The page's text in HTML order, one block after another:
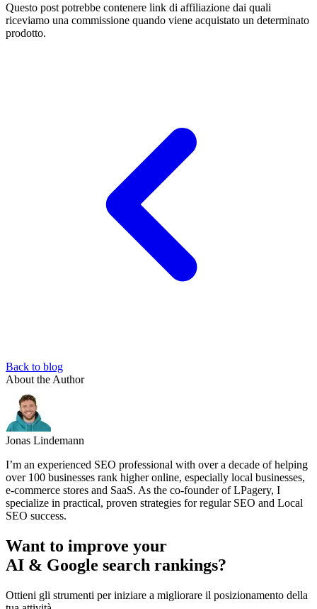
Questo post potrebbe contenere link di affiliazione dai quali
riceviamo una commissione quando viene acquistato un determinato
prodotto.
Back to blog
About the Author
Jonas Lindemann
I’m an experienced SEO professional with over a decade of helping
over 100 businesses rank higher online, especially local businesses,
e-commerce stores and SaaS. As the co-founder of LPagery, I
specialize in practical, proven strategies for regular SEO and Local
SEO success.
Want to improve your
AI & Google search rankings?
Ottieni gli strumenti per iniziare a migliorare il posizionamento della